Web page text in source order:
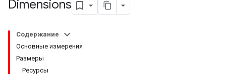
Dimensions
Содержание
Основные измерения
Размеры
Ресурсы